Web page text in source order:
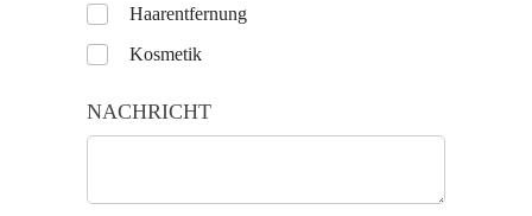
UntitledHaarentfernung
Kosmetik
NACHRICHT